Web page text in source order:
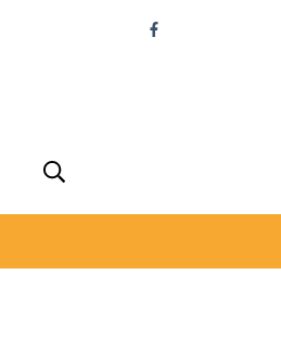
Lien vers le
Afficher la recherche